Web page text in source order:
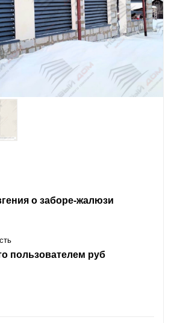
о заборе-жалюзи
пользователем руб